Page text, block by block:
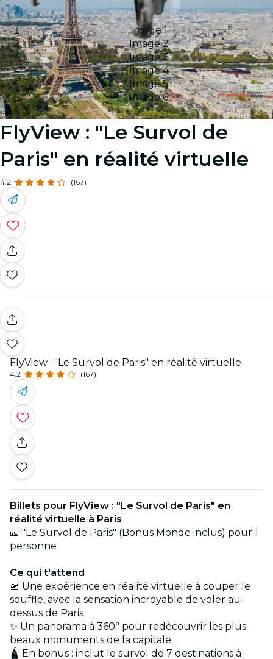
Image 1
Image 2
Image 3
Image 4
Image 5
Image 6
FlyView : "Le Survol de
Paris" en réalité virtuelle
4.2 (167)
FlyView : "Le Survol de Paris" en réalité virtuelle
4.2 (167)
Billets pour FlyView : "Le Survol de Paris" en
réalité virtuelle à Paris
🎫 "Le Survol de Paris" (Bonus Monde inclus) pour 1
personne
Ce qui t'attend
🛫 Une expérience en réalité virtuelle à couper le
souffle, avec la sensation incroyable de voler au-
dessus de Paris
✨ Un panorama à 360° pour redécouvrir les plus
beaux monuments de la capitale
🛕 En bonus : inclut le survol de 7 destinations à